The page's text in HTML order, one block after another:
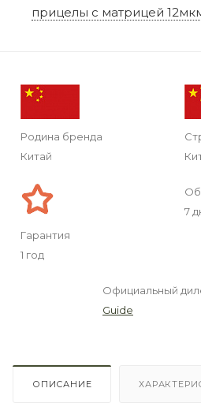
прицелы с матрицей
Родина бренда
Китай
Гарантия
1 год
7
Официальный
Guide
ОПИСАНИЕ